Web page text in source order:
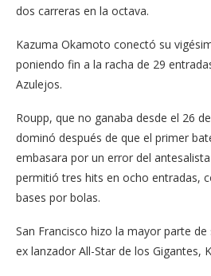
dos carreras en la octava.
Kazuma Okamoto conectó su
poniendo fin a la racha de 29
Azulejos.
Roupp, que no ganaba desde el 26
dominó después de que el primer
embasara por un error del
permitió tres hits en ocho entradas,
bases por bolas.
San Francisco hizo la mayor parte
ex lanzador All-Star de los Gigantes,